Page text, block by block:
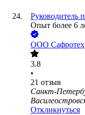
Руководитель
Опыт более 6
ООО Сафротех
3.8
•
21 отзыв
Санкт-
Откликнуться